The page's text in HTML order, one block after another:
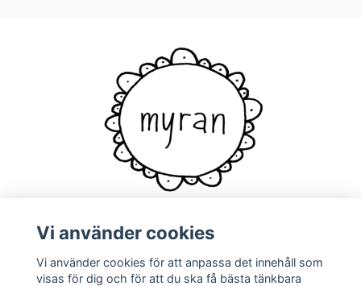
Kontakt
Vi använder cookies
Vi använder cookies för att anpassa det innehåll som
visas för dig och för att du ska få bästa tänkbara